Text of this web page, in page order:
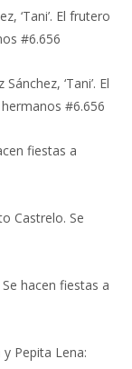
‘Tani’. El frutero
#6.656
‘Tani’. El
#6.656
fiestas a
Castrelo. Se
hacen fiestas a
y Pepita Lena: